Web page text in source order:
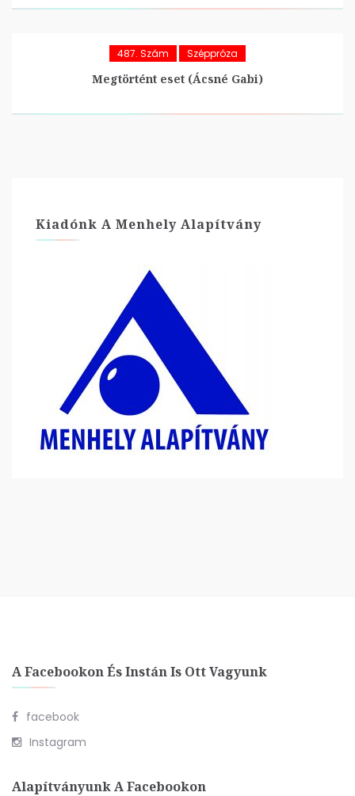
487. Szám Széppróza
Megtörtént eset (Ácsné Gabi)
Kiadónk A Menhely Alapítvány
A Facebookon És Instán Is Ott Vagyunk
facebook
Instagram
Alapítványunk A Facebookon